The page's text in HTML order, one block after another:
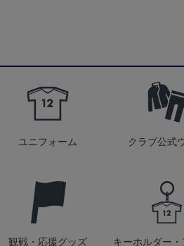
ユニフォーム クラブ公式
観戦・応援グッズ キーホルダー